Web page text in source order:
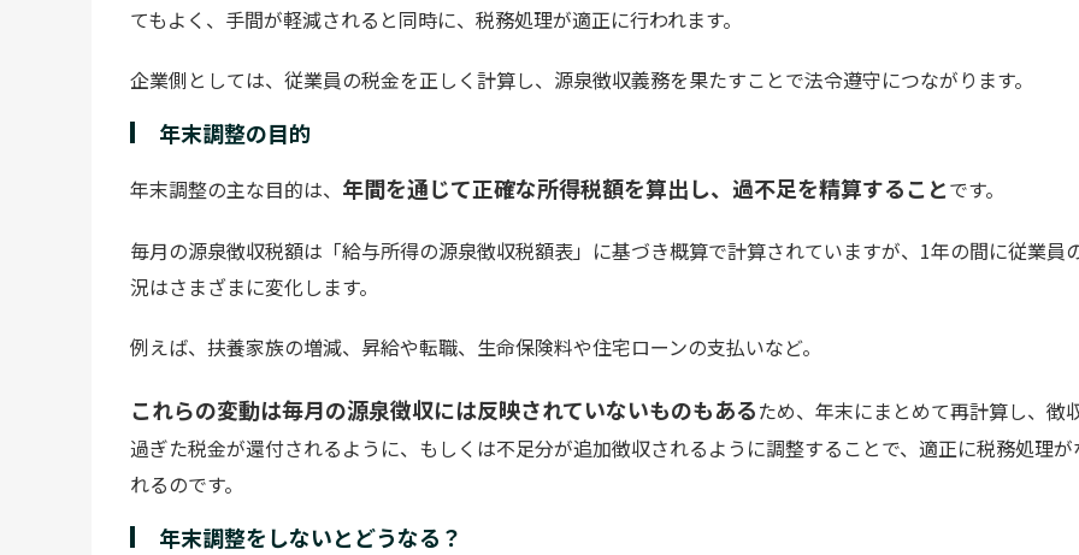
てもよく、手間が軽減されると同時に、税務処理が適正に行われます。
企業側としては、従業員の税金を正しく計算し、源泉徴収義務を果たすことで法令遵守につながります。
年末調整の目的
年末調整の主な目的は、 年間を通じて正確な所得税額を算出し、過不足を精算することです。
毎月の源泉徴収税額は「給与所得の源泉徴収税額表」に基づき概算で計算されていますが、1年の間に従業員
況はさまざまに変化します。
例えば、扶養家族の増減、昇給や転職、生命保険料や住宅ローンの支払いなど。
これらの変動は毎月の源泉徴収には反映されていないものもあるため、年末にまとめて再計算し、徴
過ぎた税金が還付されるように、もしくは不足分が追加徴収されるように調整することで、適正に税務処理が
れるのです。
年末調整をしないとどうなる？